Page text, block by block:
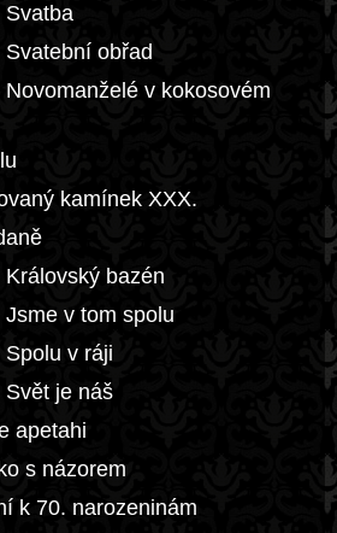
Svatba
obřad
v kokosovém
kamínek XXX.
bazén
v tom spolu
v ráji
je náš
apetahi
s názorem
k 70. narozeninám